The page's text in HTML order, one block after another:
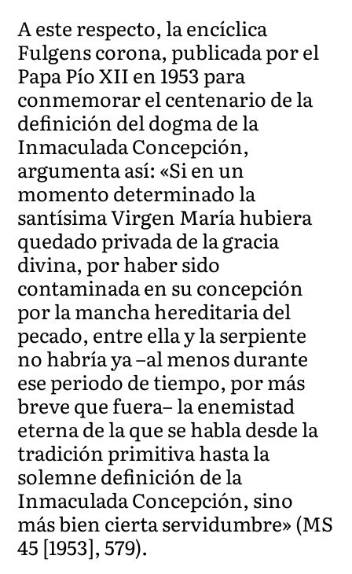
A este respecto, la encíclica
Fulgens corona, publicada por el
Papa Pío XII en 1953 para
conmemorar el centenario de la
definición del dogma de la
Inmaculada Concepción,
argumenta así: «Si en un
momento determinado la
santísima Virgen María hubiera
quedado privada de la gracia
divina, por haber sido
contaminada en su concepción
por la mancha hereditaria del
pecado, entre ella y la serpiente
no habría ya –al menos durante
ese periodo de tiempo, por más
breve que fuera– la enemistad
eterna de la que se habla desde la
tradición primitiva hasta la
solemne definición de la
Inmaculada Concepción, sino
más bien cierta servidumbre» (MS
45 [1953], 579).